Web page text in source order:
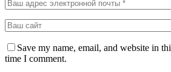
Save my name, email, and website in
time I comment.